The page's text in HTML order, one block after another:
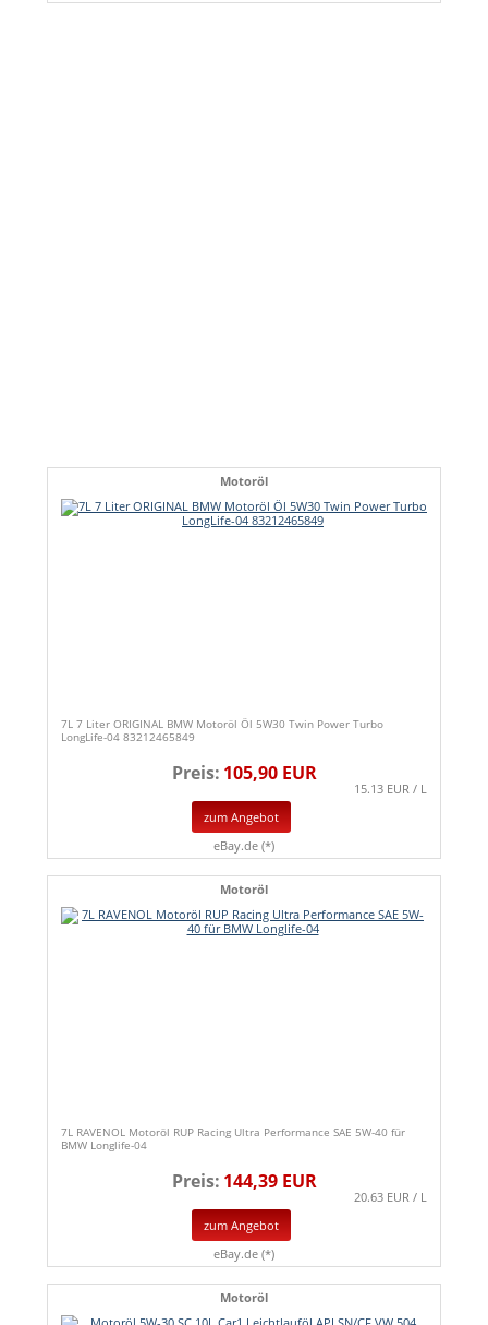
Motoröl
7L 7 Liter ORIGINAL BMW Motoröl Öl 5W30 Twin Power Turbo
LongLife-04 83212465849
Preis: 105,90 EUR
15.13 EUR / L
zum Angebot
eBay.de (*)
Motoröl
7L RAVENOL Motoröl RUP Racing Ultra Performance SAE 5W-40 für
BMW Longlife-04
Preis: 144,39 EUR
20.63 EUR / L
zum Angebot
eBay.de (*)
Motoröl